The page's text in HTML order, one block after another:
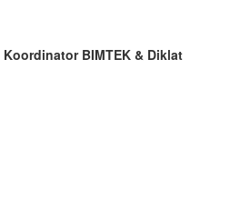
Koordinator BIMTEK & Diklat